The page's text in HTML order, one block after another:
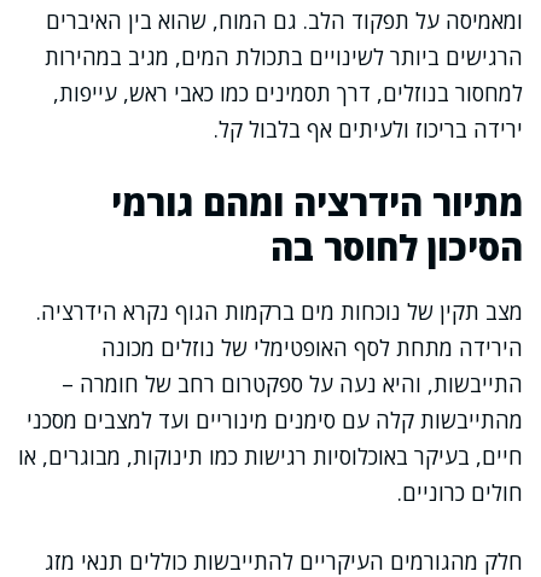
ומאמיסה על תפקוד הלב. גם המוח, שהוא בין האיברים
הרגישים ביותר לשינויים בתכולת המים, מגיב במהירות
למחסור בנוזלים, דרך תסמינים כמו כאבי ראש, עייפות,
ירידה בריכוז ולעיתים אף בלבול קל.
מתיור הידרציה ומהם גורמי
הסיכון לחוסר בה
מצב תקין של נוכחות מים ברקמות הגוף נקרא הידרציה.
הירידה מתחת לסף האופטימלי של נוזלים מכונה
התייבשות, והיא נעה על ספקטרום רחב של חומרה –
מהתייבשות קלה עם סימנים מינוריים ועד למצבים מסכני
חיים, בעיקר באוכלוסיות רגישות כמו תינוקות, מבוגרים, או
חולים כרוניים.
חלק מהגורמים העיקריים להתייבשות כוללים תנאי מזג